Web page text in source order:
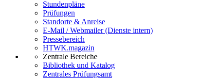
Stundenpläne
Prüfungen
Standorte & Anreise
E-Mail / Webmailer (Dienste intern)
Pressebereich
HTWK.magazin
Zentrale Bereiche
Bibliothek und Katalog
Zentrales Prüfungsamt